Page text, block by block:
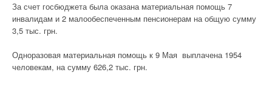
За счет госбюджета была оказана материальная помощь 7
инвалидам и 2 малообеспеченным пенсионерам на общую сумму
3,5 тыс. грн.
Одноразовая материальная помощь к 9 Мая выплачена 1954
человекам, на сумму 626,2 тыс. грн.